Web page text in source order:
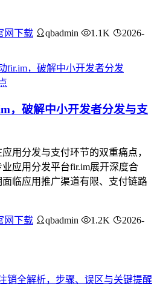
网下载 qbadmin 1.1K
2026-
，破解中小开发者分发与支
用分发与支付环节的双重痛点，
应用分发平台fir.im展开深度合
临应用推广渠道有限、支付链路
网下载 qbadmin 1.2K
2026-